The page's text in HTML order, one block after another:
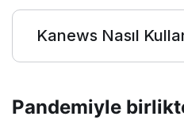
Kanews Nasıl
Pandemiyle